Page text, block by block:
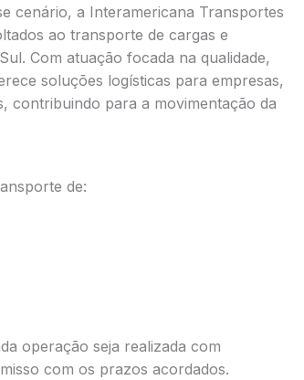
cenário, a Interamericana Transportes
ao transporte de cargas e
Com atuação focada na qualidade,
soluções logísticas para empresas,
contribuindo para a movimentação da
de:
operação seja realizada com
com os prazos acordados.